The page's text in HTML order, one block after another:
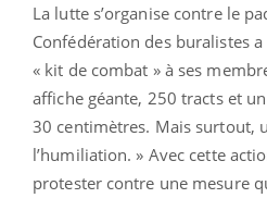
La lutte s’organise contre le
Confédération des buralistes
« kit de combat » à ses
affiche géante, 250 tracts et
30 centimètres. Mais surtout,
l’humiliation. » Avec cette
protester contre une mesure